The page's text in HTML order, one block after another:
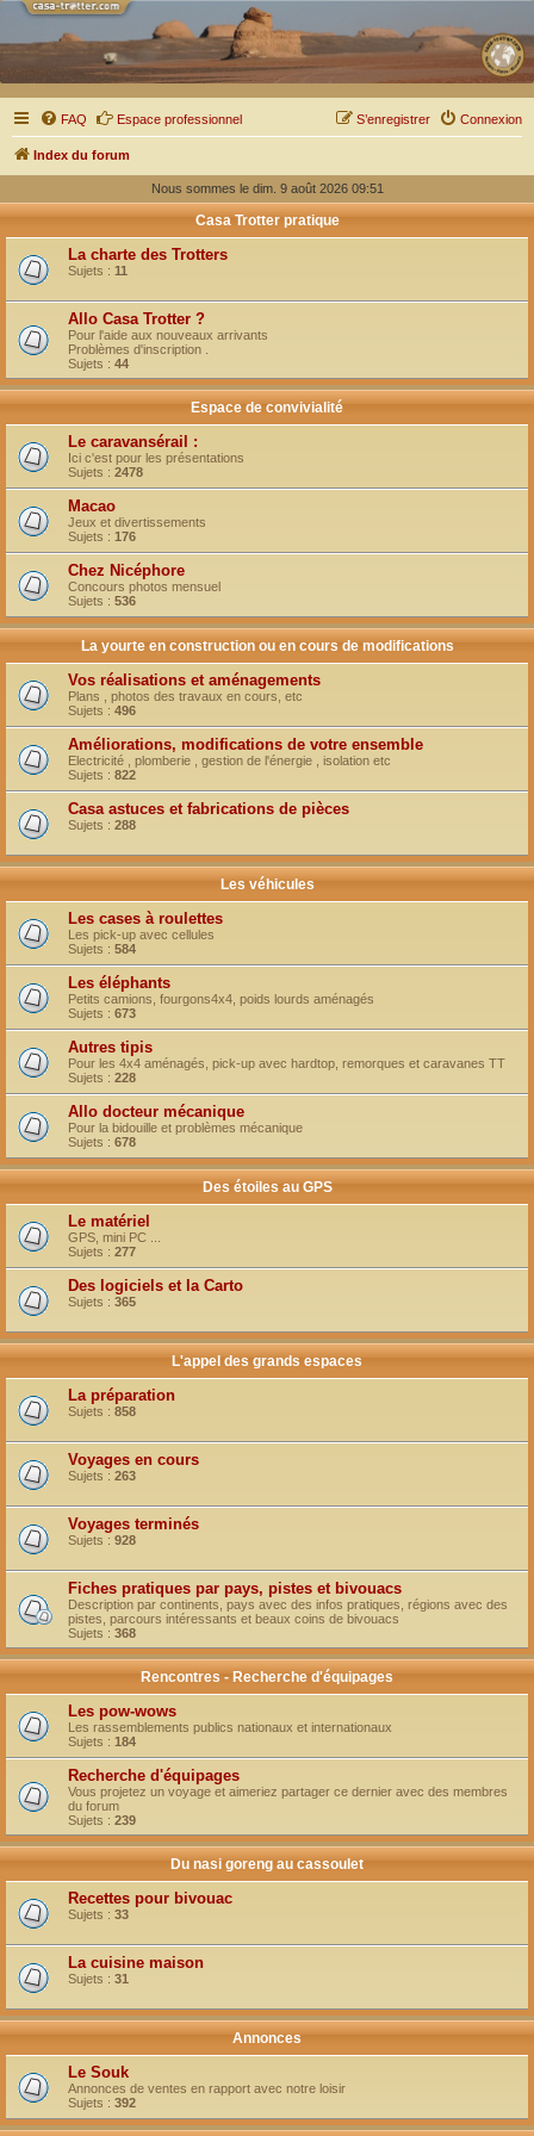
FAQ Espace professionnel Connexion
S’enregistrer
Index du forum
Nous sommes le dim. 9 août 2026 09:51
Casa Trotter pratique
La charte des Trotters
Sujets : 11
Allo Casa Trotter ?
Pour l'aide aux nouveaux arrivants
Problèmes d'inscription .
Sujets : 44
Espace de convivialité
Le caravansérail :
Ici c'est pour les présentations
Sujets : 2478
Macao
Jeux et divertissements
Sujets : 176
Chez Nicéphore
Concours photos mensuel
Sujets : 536
La yourte en construction ou en cours de modifications
Vos réalisations et aménagements
Plans , photos des travaux en cours, etc
Sujets : 496
Améliorations, modifications de votre ensemble
Electricité , plomberie , gestion de l'énergie , isolation etc
Sujets : 822
Casa astuces et fabrications de pièces
Sujets : 288
Les véhicules
Les cases à roulettes
Les pick-up avec cellules
Sujets : 584
Les éléphants
Petits camions, fourgons4x4, poids lourds aménagés
Sujets : 673
Autres tipis
Pour les 4x4 aménagés, pick-up avec hardtop, remorques et caravanes TT
Sujets : 228
Allo docteur mécanique
Pour la bidouille et problèmes mécanique
Sujets : 678
Des étoiles au GPS
Le matériel
GPS, mini PC ...
Sujets : 277
Des logiciels et la Carto
Sujets : 365
L'appel des grands espaces
La préparation
Sujets : 858
Voyages en cours
Sujets : 263
Voyages terminés
Sujets : 928
Fiches pratiques par pays, pistes et bivouacs
Description par continents, pays avec des infos pratiques, régions avec des
pistes, parcours intéressants et beaux coins de bivouacs
Sujets : 368
Rencontres - Recherche d'équipages
Les pow-wows
Les rassemblements publics nationaux et internationaux
Sujets : 184
Recherche d'équipages
Vous projetez un voyage et aimeriez partager ce dernier avec des membres
du forum
Sujets : 239
Du nasi goreng au cassoulet
Recettes pour bivouac
Sujets : 33
La cuisine maison
Sujets : 31
Annonces
Le Souk
Annonces de ventes en rapport avec notre loisir
Sujets : 392